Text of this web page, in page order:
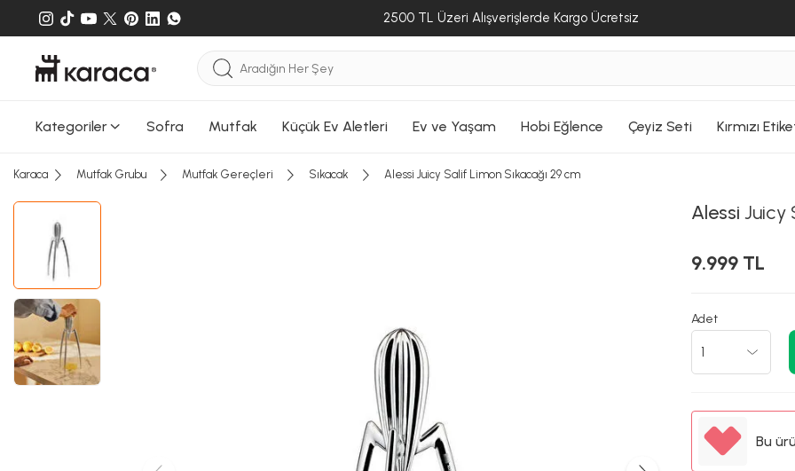
2500 TL Üzeri Alışverişlerde Kargo Ücretsiz
Kategoriler Sofra Mutfak Küçük Ev Aletleri Ev ve Yaşam Hobi Eğlence Çeyiz Seti Kırmızı
SEPETE GİT
Karaca Mutfak Grubu Mutfak Gereçleri Sıkacak Alessi Juicy Salif Limon Sıkacağı 29 cm
Alessi Juicy
9.999 TL
Adet
Bu